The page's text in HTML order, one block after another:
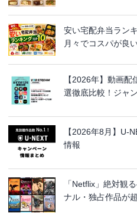
安い宅配弁当ラン
月々でコスパが良
【2026年】動画
選徹底比較！ジャ
【2026年8月】U-
情報
「Netflix」絶対観
ナル・独占作品が